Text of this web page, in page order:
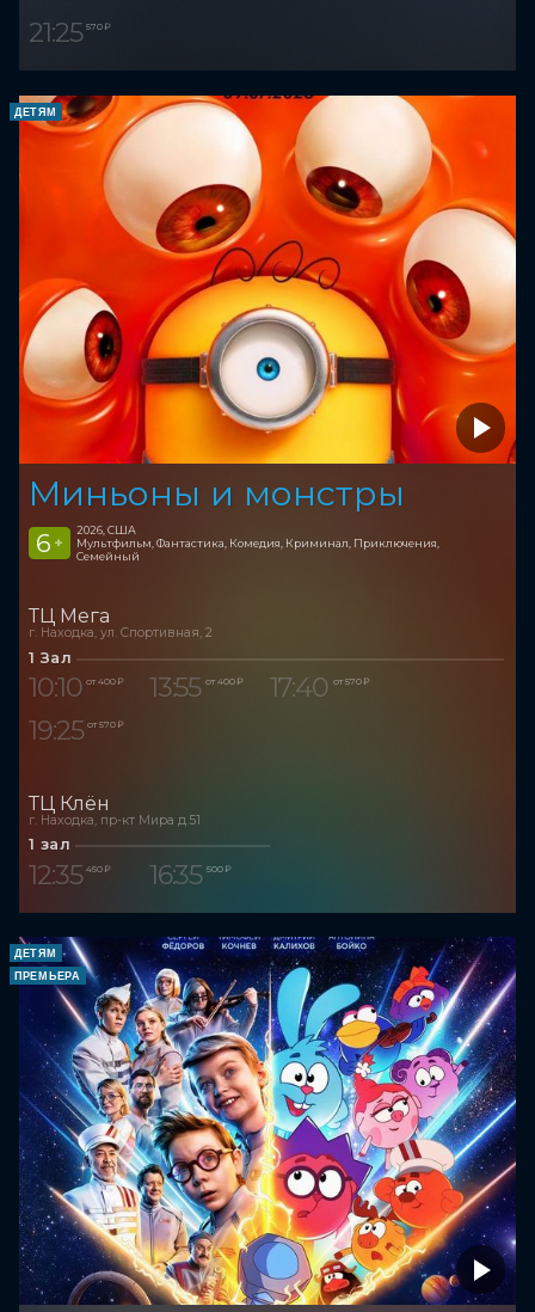
21:25 570 ₽
ДЕТЯМ
Миньоны и монстры
6 +
2026, США
Мультфильм, Фантастика, Комедия, Криминал, Приключения,
Семейный
ТЦ Мега
г. Находка, ул. Спортивная, 2
1 Зал
10:10 от 400 ₽ 13:55 от 400 ₽ 17:40 от 570 ₽
19:25 от 570 ₽
ТЦ Клён
г. Находка, пр-кт Мира д.51
1 зал
12:35 450 ₽ 16:35 500 ₽
ДЕТЯМ
ПРЕМЬЕРА